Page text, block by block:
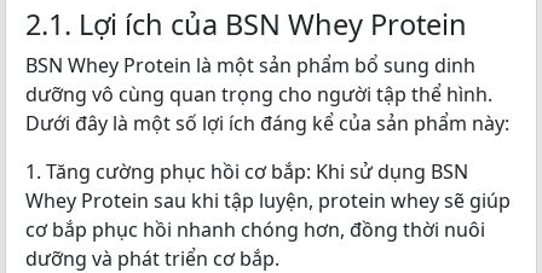
2.1. Lợi ích của BSN Whey Protein
BSN Whey Protein là một sản phẩm bổ sung dinh
dưỡng vô cùng quan trọng cho người tập thể hình.
Dưới đây là một số lợi ích đáng kể của sản phẩm này:
1. Tăng cường phục hồi cơ bắp: Khi sử dụng BSN
Whey Protein sau khi tập luyện, protein whey sẽ giúp
cơ bắp phục hồi nhanh chóng hơn, đồng thời nuôi
dưỡng và phát triển cơ bắp.